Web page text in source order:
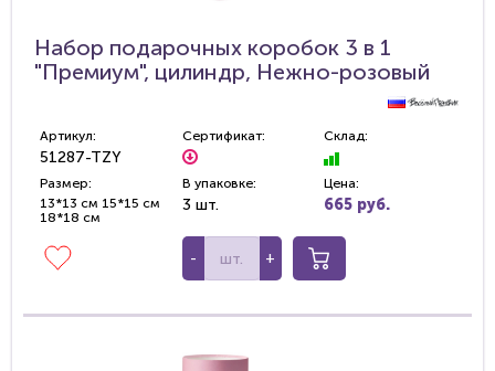
Набор подарочных коробок 3 в 1
"Премиум", цилиндр, Нежно-розовый
Артикул:
51287-TZY
Сертификат: Склад:
Размер:
13*13 см 15*15 см
18*18 см
В упаковке:
3 шт.
Цена:
665 руб.
- +